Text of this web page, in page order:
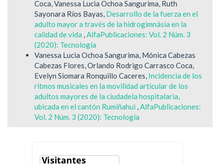
Coca, Vanessa Lucia Ochoa Sangurima, Ruth
Sayonara Ríos Bayas, Desarrollo de la fuerza en el
adulto mayor a través de la hidrogimnásia en la
calidad de vida ,AlfaPublicaciones: Vol. 2 Núm. 3
(2020): Tecnología
Vanessa Lucia Ochoa Sangurima, Mónica Cabezas
Cabezas Flores, Orlando Rodrigo Carrasco Coca,
Evelyn Siomara Ronquillo Caceres, Incidencia de los
ritmos musicales en la movilidad articular de los
adultos mayores de la ciudadela hospitalaria,
ubicada en el cantón Rumiñahui ,AlfaPublicaciones:
Vol. 2 Núm. 3 (2020): Tecnología